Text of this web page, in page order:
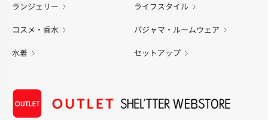
ランジェリー ライフスタイル
コスメ・香水 パジャマ・ルームウェア
水着 セットアップ